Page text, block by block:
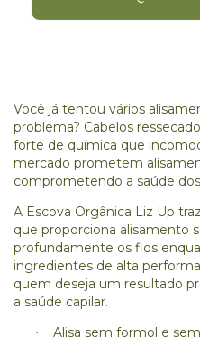
Você já tentou vários
problema? Cabelos
forte de química que
mercado prometem
comprometendo a saúde
A Escova Orgânica Liz Up
que proporciona alisamento
profundamente os fios
ingredientes de alta
quem deseja um resultado
a saúde capilar.
· Alisa sem formol e